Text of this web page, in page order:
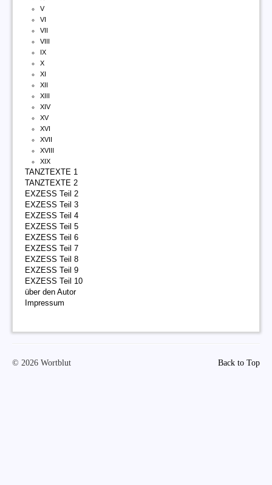
V
VI
VII
VIII
IX
X
XI
XII
XIII
XIV
XV
XVI
XVII
XVIII
XIX
TANZTEXTE 1
TANZTEXTE 2
EXZESS Teil 2
EXZESS Teil 3
EXZESS Teil 4
EXZESS Teil 5
EXZESS Teil 6
EXZESS Teil 7
EXZESS Teil 8
EXZESS Teil 9
EXZESS Teil 10
über den Autor
Impressum
Back to Top
© 2026 Wortblut